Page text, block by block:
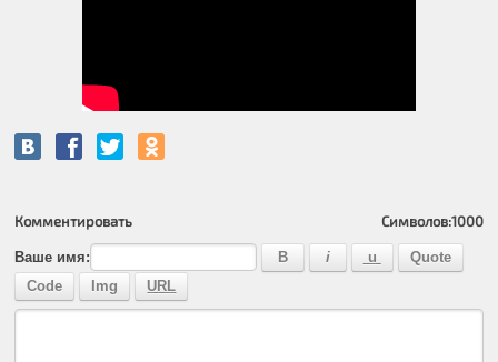
Комментировать Символов:1000
Ваше имя: